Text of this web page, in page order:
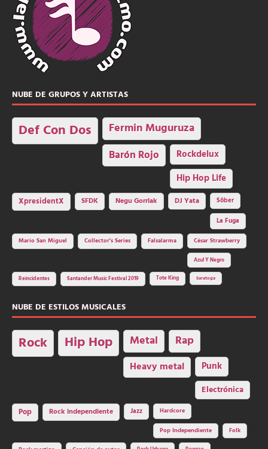
NUBE DE GRUPOS Y ARTISTAS
Def Con Dos Fermin Muguruza
Barón Rojo Rockdelux
Hip Hop Life
XpresidentX SFDK Negu Gorriak DJ Yata
Sôber
La Fuga
Mario San Miguel
Collector's Series Falsalarma César Strawberry
Azul Y Negro
Reincidentes Santander Music Festival 2019 Tote King Saratoga
NUBE DE ESTILOS MUSICALES
Rock Hip Hop Metal Rap
Heavy metal Punk
Electrónica
Pop Rock independiente Jazz Hardcore
Pop Independiente Folk